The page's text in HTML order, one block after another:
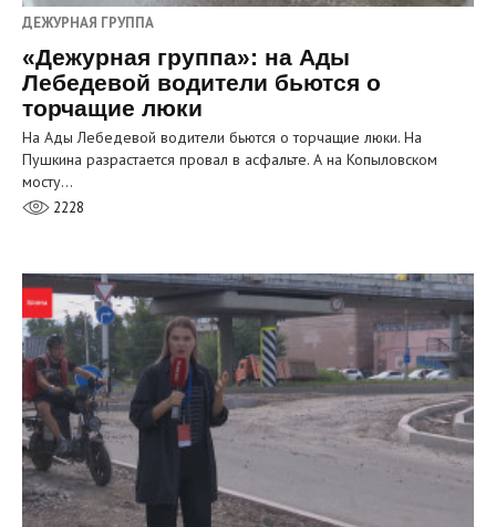
ДЕЖУРНАЯ ГРУППА
«Дежурная группа»: на Ады
Лебедевой водители бьются о
торчащие люки
На Ады Лебедевой водители бьются о торчащие люки. На
Пушкина разрастается провал в асфальте. А на Копыловском
мосту…
2228